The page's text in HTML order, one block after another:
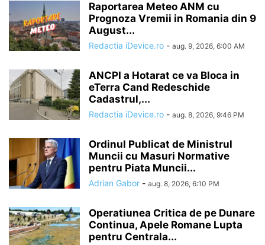
Raportarea Meteo ANM cu
Prognoza Vremii in Romania din 9
August...
Redactia iDevice.ro - aug. 9, 2026, 6:00 AM
ANCPI a Hotarat ce va Bloca in
eTerra Cand Redeschide
Cadastrul,...
Redactia iDevice.ro - aug. 8, 2026, 9:46 PM
Ordinul Publicat de Ministrul
Muncii cu Masuri Normative
pentru Piata Muncii...
Adrian Gabor - aug. 8, 2026, 6:10 PM
Operatiunea Critica de pe Dunare
Continua, Apele Romane Lupta
pentru Centrala...